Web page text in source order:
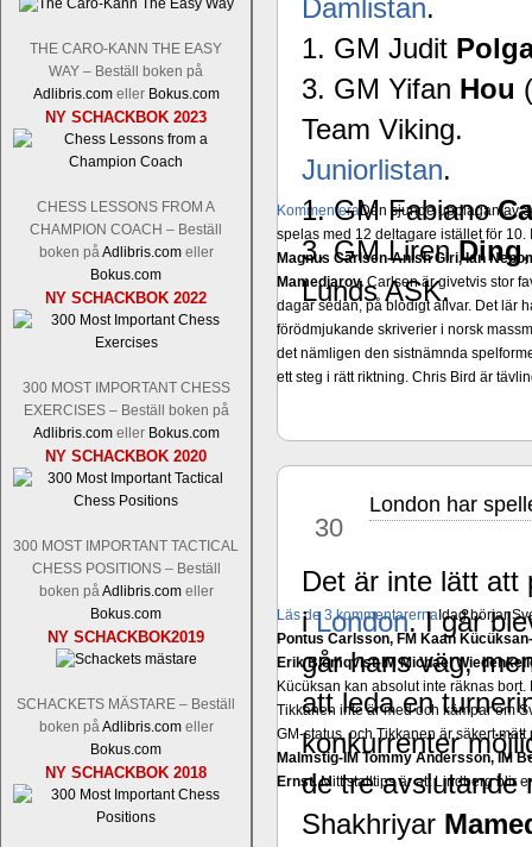
THE CARO-KANN THE EASY
WAY – Beställ boken på
Adlibris.comeller Bokus.com
NY SCHACKBOK 2023
CHESS LESSONS FROM A
CHAMPION COACH – Beställ
boken på Adlibris.comeller
Bokus.com
NY SCHACKBOK 2022
300 MOST IMPORTANT CHESS
EXERCISES – Beställ boken på
Adlibris.comeller Bokus.com
NY SCHACKBOK 2020
300 MOST IMPORTANT TACTICAL
CHESS POSITIONS – Beställ
boken på Adlibris.comeller
Bokus.com
NY SCHACKBOK2019
SCHACKETS MÄSTARE – Beställ
boken på Adlibris.comeller
Bokus.com
NY SCHACKBOK 2018
Kommentera Den sjunde upplagan av
spelas med 12 deltagare istället för
Magnus Carlsen-Anish Giri, Ian
Mamedjarov.Carlsen är givetvis stor
dagar sedan, på blodigt allvar. Det lär
förödmjukande skriverier i norsk
det nämligen den sistnämnda
ett steg i rätt riktning. Chris Bird är
Läs de 3 kommentarerna Idag börjar
Pontus Carlsson, FM Kaan
Erik Blomqvist-IM Michael
Kücüksan kan absolut inte räknas
Tikkanen inte är med och kämpar om
GM-status, och Tikkanen är säkert
Malmstig-IM Tommy Andersson, IM
Ernst.Mitt stalltips är att Lindberg blir
Damlistan.
1. GM Judit
3. GM Yifan Hou
Team Viking.
Juniorlistan.
1. GM Fabiano
3. GM LirenDing
Lunds ASK.
30
London har
Det är inte lätt
iLondon. I går
går hans väg,
att leda en
konkurrenter
de tre avslutande
Shakhriyar